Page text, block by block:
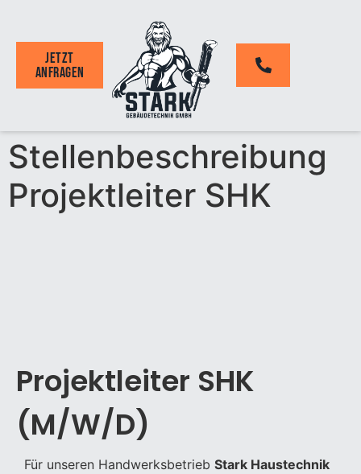
Jetzt
anfragen
Stellenbeschreibung
Projektleiter SHK
Projektleiter SHK
(m/w/d)
Für unseren Handwerksbetrieb Stark Haustechnik